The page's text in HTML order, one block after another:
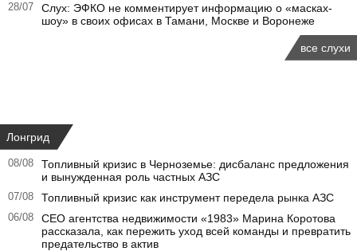
28/07
Слух: ЭФКО не комментирует информацию о «масках-
шоу» в своих офисах в Тамани, Москве и Воронеже
все слухи
Лонгрид
08/08
Топливный кризис в Черноземье: дисбаланс предложения
и вынужденная роль частных АЗС
07/08 Топливный кризис как инструмент передела рынка АЗС
06/08
CEO агентства недвижимости «1983» Марина Коротова
рассказала, как пережить уход всей команды и превратить
предательство в актив